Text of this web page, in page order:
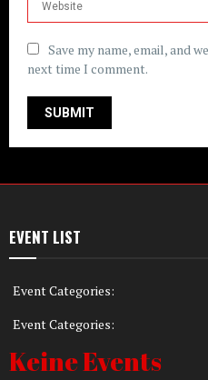
Save my name, email, and
next time I comment.
EVENT LIST
Event Categories:
Event Categories:
Keine Events